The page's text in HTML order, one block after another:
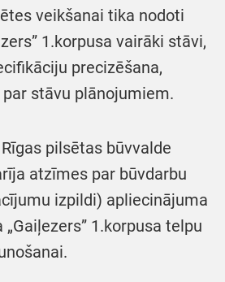
veikšanai tika nodoti
1.korpusa vairāki stāvi,
precizēšana,
stāvu plānojumiem.
pilsētas būvvalde
atzīmes par būvdarbu
izpildi) apliecinājuma
1.korpusa telpu